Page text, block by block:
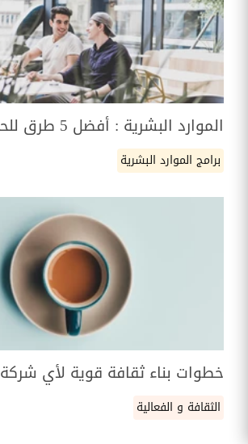
الموارد البشرية : أفضل 5 طرق للحفاظ عليها
برامج الموارد البشرية
خطوات بناء ثقافة قوية لأي شركة
الثقافة و الفعالية